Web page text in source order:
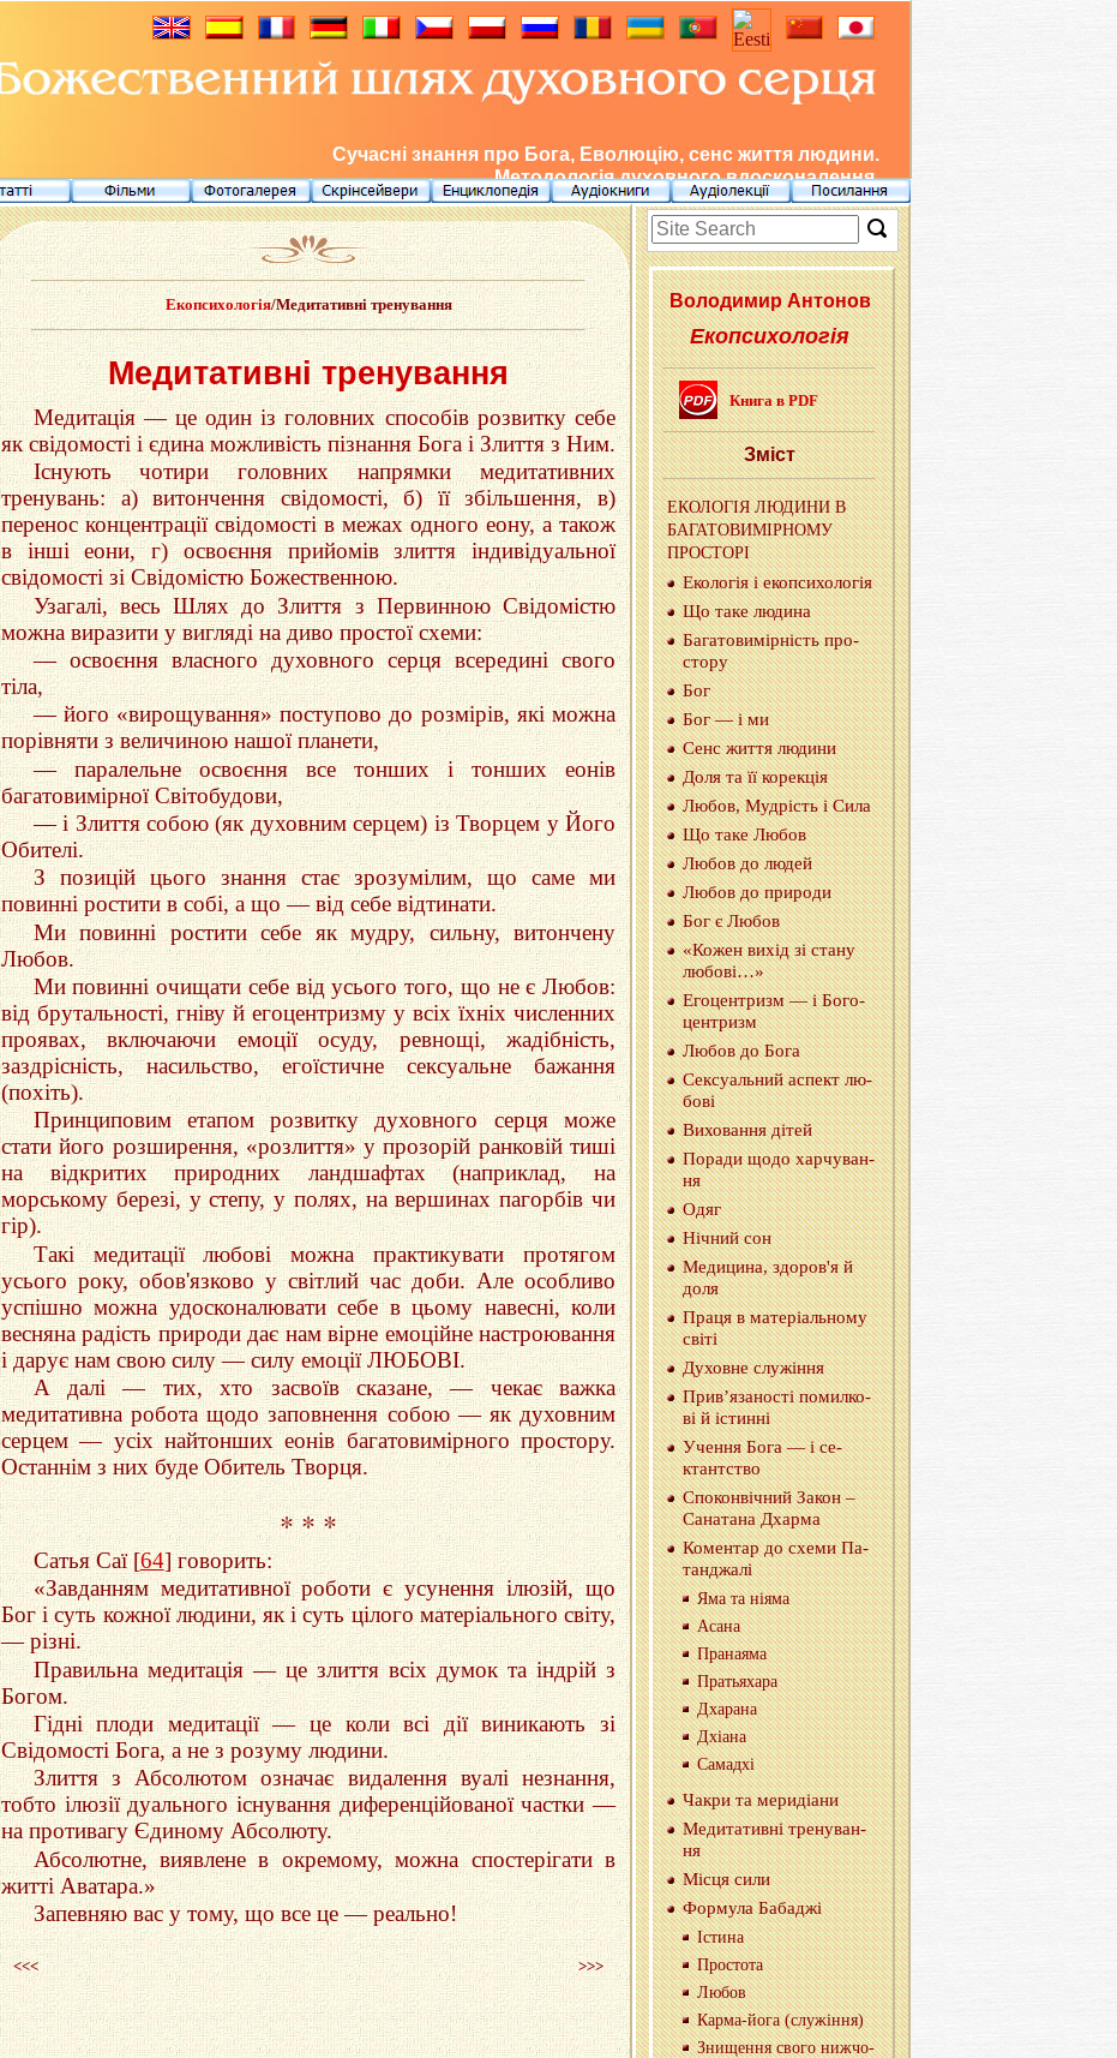
Сучасні знання про Бога, Еволюцію, сенс життя людини.
Методологія духовного вдосконалення.
Екопсихологія/Медитативнi тренування
Медитативнi тренування
Медитацiя — це один iз головних способiв розвитку себе
як свiдомостi і єдина можливiсть пiзнання Бога i Злиття з Ним.
Iснують чотири головних напрямки медитативних
тренувань: а) витончення свідомості, б) її збiльшення, в)
перенос концентрацiї свiдомостi в межах одного еону, а також
в iншi еони, г) освоєння прийомiв злиття iндивiдуальної
свiдомостi зi Свiдомiстю Божественною.
Узагалi, весь Шлях до Злиття з Первинною Свiдомiстю
можна виразити у вигляді на диво простої схеми:
— освоєння власного духовного серця всерединi свого
тіла,
— його «вирощування» поступово до розмiрiв, які можна
порiвняти з величиною нашої планети,
— паралельне освоєння все тонших і тонших еонів
багатовимiрної Світобудови,
— i Злиття собою (як духовним серцем) iз Творцем у Його
Обителi.
З позицiй цього знання стає зрозумілим, що саме ми
повиннi ростити в собi, а що — вiд себе вiдтинати.
Ми повиннi ростити себе як мудру, сильну, витончену
Любов.
Ми повиннi очищати себе вiд усього того, що не є Любов:
вiд брутальностi, гнiву й егоцентризму у всiх їхнiх численних
проявах, включаючи емоцiї осуду, ревнощi, жадiбнiсть,
заздрiснiсть, насильство, егоїстичне сексуальне бажання
(похiть).
Принциповим етапом розвитку духовного серця може
стати його розширення, «розлиття» у прозорiй ранковiй тишi
на вiдкритих природних ландшафтах (наприклад, на
морському березi, у степу, у полях, на вершинах пагорбів чи
гiр).
Такi медитацiї любовi можна практикувати протягом
усього року, обов'язково у свiтлий час доби. Але особливо
успiшно можна удосконалювати себе в цьому навеснi, коли
весняна радiсть природи дає нам вiрне емоцiйне настроювання
i дарує нам свою силу — силу емоцiї ЛЮБОВІ.
А далi — тих, хто засвоїв сказане, — чекає важка
медитативна робота щодо заповнення собою — як духовним
серцем — усiх найтонших еонів багатовимiрного простору.
Останнiм з них буде Обитель Творця.
* * *
Сатья Саї [64] говорить:
«Завданням медитативної роботи є усунення iлюзiй, що
Бог i суть кожної людини, як i суть цiлого матерiального свiту,
— рiзнi.
Правильна медитацiя — це злиття всiх думок та індрій з
Богом.
Гiднi плоди медитацiї — це коли всi дiї виникають зi
Свiдомостi Бога, а не з розуму людини.
Злиття з Абсолютом означає видалення вуалi незнання,
тобто iлюзiї дуального iснування диференцiйованої частки —
на противагу Єдиному Абсолюту.
Абсолютне, виявлене в окремому, можна спостерiгати в
життi Аватара.»
Запевняю вас у тому, що все це — реально!
<<< >>>
Во­ло­ди­мир Ан­то­нов
Екопсихологія
Книга в PDF
Зміст
ЕКО­ЛО­ГIЯ ЛЮ­ДИ­НИ В
БА­ГА­ТО­ВИ­МIР­НО­МУ
ПРО­СТО­РI
Еко­ло­гія і еко­пси­хо­ло­гія
Що таке лю­ди­на
Ба­га­то­ви­мiр­нiсть про­
сто­ру
Бог
Бог — i ми
Сенс життя лю­ди­ни
Доля та її ко­ре­кція
Любов, Му­дрiсть i Сила
Що таке Любов
Любов до людей
Любов до при­ро­ди
Бог є Любов
«Кожен вихiд зi стану
лю­бо­вi…»
Его­цен­тризм — i Бо­го­
цен­тризм
Любов до Бога
Се­ксу­аль­ний аспект лю­
бо­вi
Ви­хо­ва­н­ня дітей
По­ра­ди щодо хар­чу­ва­н­
ня
Одяг
Нiчний сон
Ме­ди­ци­на, здо­ров'я й
доля
Праця в ма­те­рiаль­но­му
свiтi
Ду­хов­не слу­жi­н­ня
При­в’я­за­но­сті по­мил­ко­
вi й істин­ні
Уче­н­ня Бога — i се­
ктант­ство
Спо­кон­ві­чний Закон –
Са­на­та­на Дхар­ма
Ко­мен­тар до схеми Па­
тан­джа­лі
Яма та ніяма
Асана
Пра­на­я­ма
Пра­тья­ха­ра
Дха­ра­на
Дхі­а­на
Са­мад­хі
Чакри та ме­ри­ді­а­ни
Ме­ди­та­тив­нi тре­ну­ва­н­
ня
Мiсця сили
Фор­му­ла Ба­ба­джі
Істи­на
Про­сто­та
Любов
Кар­ма-йо­га (слу­жi­н­ня)
Зни­ще­н­ня свого ниж­чо­